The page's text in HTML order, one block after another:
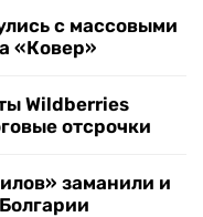
с массовыми
«Ковер»
Wildberries
отсрочки
заманили и